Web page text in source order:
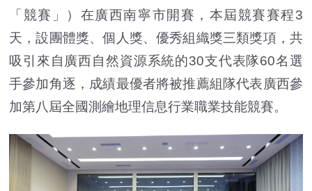
「競賽」）在廣西南寧市開賽，本屆競賽賽程3
天，設團體獎、個人獎、優秀組織獎三類獎項，共
吸引來自廣西自然資源系統的30支代表隊60名選
手參加角逐，成績最優者將被推薦組隊代表廣西參
加第八屆全國測繪地理信息行業職業技能競賽。